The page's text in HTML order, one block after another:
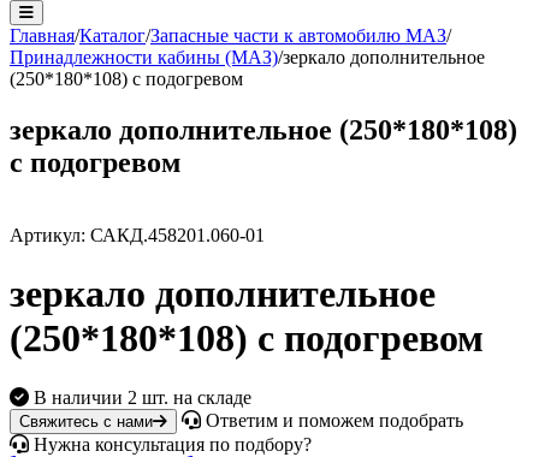
Главная/Каталог/Запасные части к автомобилю МАЗ/
Принадлежности кабины (МАЗ)/зеркало дополнительное
(250*180*108) с подогревом
зеркало дополнительное (250*180*108)
с подогревом
Артикул: САКД.458201.060-01
зеркало дополнительное
(250*180*108) с подогревом
В наличии 2 шт. на складе
Свяжитесь с нами
Ответим и поможем подобрать
Нужна консультация по подбору?